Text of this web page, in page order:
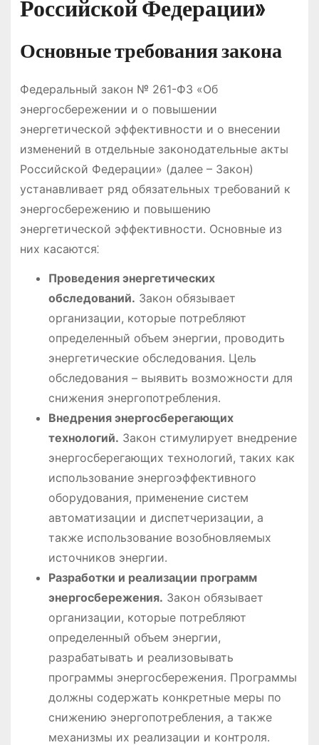
Российской Федерации»
Основные требования закона
Федеральный закон № 261-ФЗ «Об
энергосбережении и о повышении
энергетической эффективности и о внесении
изменений в отдельные законодательные акты
Российской Федерации» (далее – Закон)
устанавливает ряд обязательных требований к
энергосбережению и повышению
энергетической эффективности․ Основные из
них касаются⁚
Проведения энергетических
обследований․ Закон обязывает
организации, которые потребляют
определенный объем энергии, проводить
энергетические обследования․ Цель
обследования – выявить возможности для
снижения энергопотребления․
Внедрения энергосберегающих
технологий․ Закон стимулирует внедрение
энергосберегающих технологий, таких как
использование энергоэффективного
оборудования, применение систем
автоматизации и диспетчеризации, а
также использование возобновляемых
источников энергии․
Разработки и реализации программ
энергосбережения․ Закон обязывает
организации, которые потребляют
определенный объем энергии,
разрабатывать и реализовывать
программы энергосбережения․ Программы
должны содержать конкретные меры по
снижению энергопотребления, а также
механизмы их реализации и контроля․